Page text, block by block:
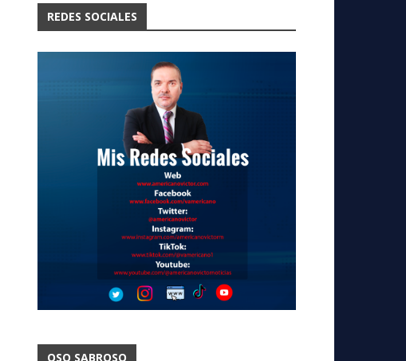
REDES SOCIALES
OSO SABROSO